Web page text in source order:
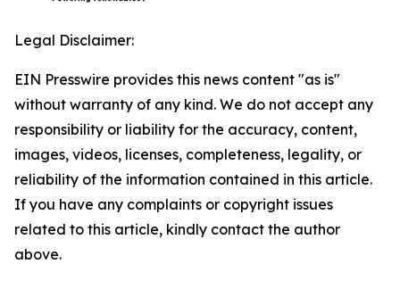
Legal Disclaimer:
EIN Presswire provides this news content "as is"
without warranty of any kind. We do not accept any
responsibility or liability for the accuracy, content,
images, videos, licenses, completeness, legality, or
reliability of the information contained in this article.
If you have any complaints or copyright issues
related to this article, kindly contact the author
above.